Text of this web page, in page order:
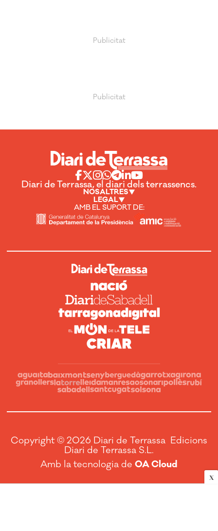
X
Diari de Terrassa, el diari dels terrassencs.
NOSALTRES
LEGAL
AMB EL SUPORT DE:
Copyright © 2026 Diari de Terrassa Edicions
Diari de Terrassa S.L.
Amb la tecnologia de OA Cloud